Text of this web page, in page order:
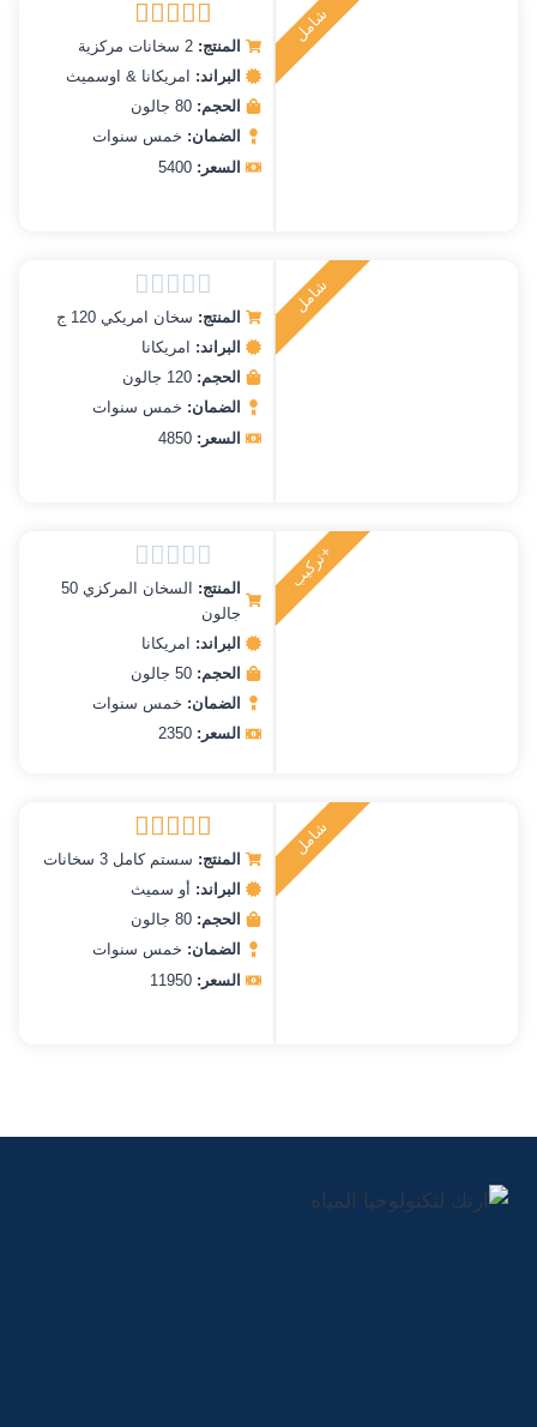
ش
ا
م
ل
ت
ر
ك
ي
ب
تم التقييم
5.00من 5
المنتج: 2 سخانات مركزية
البراند: امريكانا & اوسميث
الحجم: 80 جالون
الضمان: خمس سنوات
السعر: 5400
ش
ا
م
ل
ت
ر
ك
ي
ب
تم
0
من
5
المنتج: سخان امريكي 120 ج
البراند: امريكانا
الحجم: 120 جالون
الضمان: خمس سنوات
السعر: 4850
+تركيب
تم
من
5
المنتج:
السخان المركزي 50
جالون
البراند: امريكانا
الحجم: 50 جالون
الضمان: خمس سنوات
السعر: 2350
ش
ا
م
ل
ت
ر
ك
ي
ب
تم التقييم
5.00من 5
المنتج: سستم كامل 3 سخانات
البراند: أو سميث
الحجم: 80 جالون
الضمان: خمس سنوات
السعر: 11950